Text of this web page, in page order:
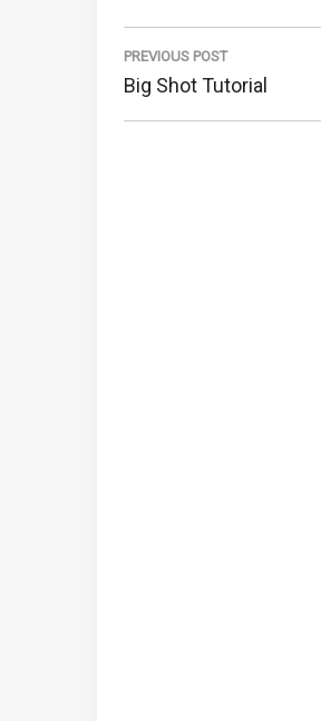
Navegación
de
entradas
PREVIOUS POST
Previous
Post:
Big Shot Tutorial